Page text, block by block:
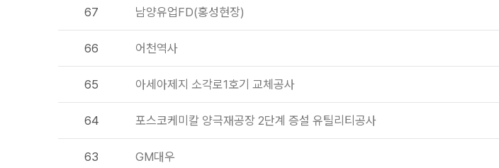
67 남양유업FD(홍성현장)
66 어천역사
65 아세아제지 소각로1호기 교체공사
64 포스코케미칼 양극재공장 2단계 증설 유틸리티공사
63 GM대우